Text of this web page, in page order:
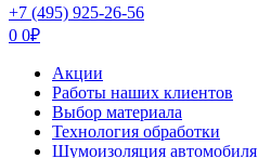
+7 (495) 925-26-56
0 0₽
Акции
Работы наших клиентов
Выбор материала
Технология обработки
Шумоизоляция автомобиля